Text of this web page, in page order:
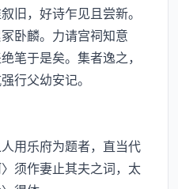
旧，好诗乍见且尝新。
卧麟。力请宫祠知意
笔于是矣。集者逸之，
行父幼安记。
用乐府为题者，直当代
须作妻止其夫之词，太